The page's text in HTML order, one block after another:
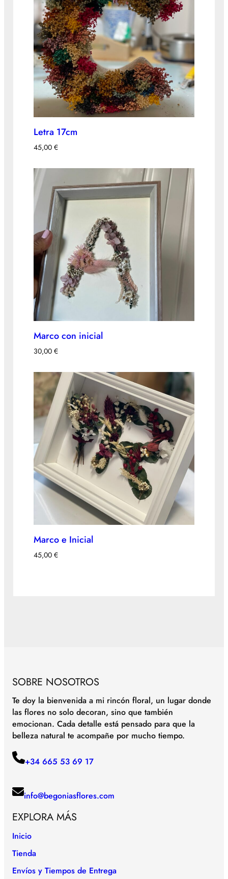
Letra 17cm
45,00 €
Marco con inicial
30,00 €
Marco e Inicial
45,00 €
SOBRE NOSOTROS
Te doy la bienvenida a mi rincón floral, un lugar donde
las flores no solo decoran, sino que también
emocionan. Cada detalle está pensado para que la
belleza natural te acompañe por mucho tiempo.
+34 665 53 69 17
info@begoniasflores.com
EXPLORA MÁS
Inicio
Tienda
Envíos y Tiempos de Entrega